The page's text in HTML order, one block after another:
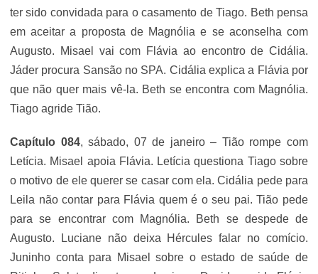
ter sido convidada para o casamento de Tiago. Beth pensa
em aceitar a proposta de Magnólia e se aconselha com
Augusto. Misael vai com Flávia ao encontro de Cidália.
Jáder procura Sansão no SPA. Cidália explica a Flávia por
que não quer mais vê-la. Beth se encontra com Magnólia.
Tiago agride Tião.
Capítulo 084, sábado, 07 de janeiro – Tião rompe com
Letícia. Misael apoia Flávia. Letícia questiona Tiago sobre
o motivo de ele querer se casar com ela. Cidália pede para
Leila não contar para Flávia quem é o seu pai. Tião pede
para se encontrar com Magnólia. Beth se despede de
Augusto. Luciane não deixa Hércules falar no comício.
Juninho conta para Misael sobre o estado de saúde de